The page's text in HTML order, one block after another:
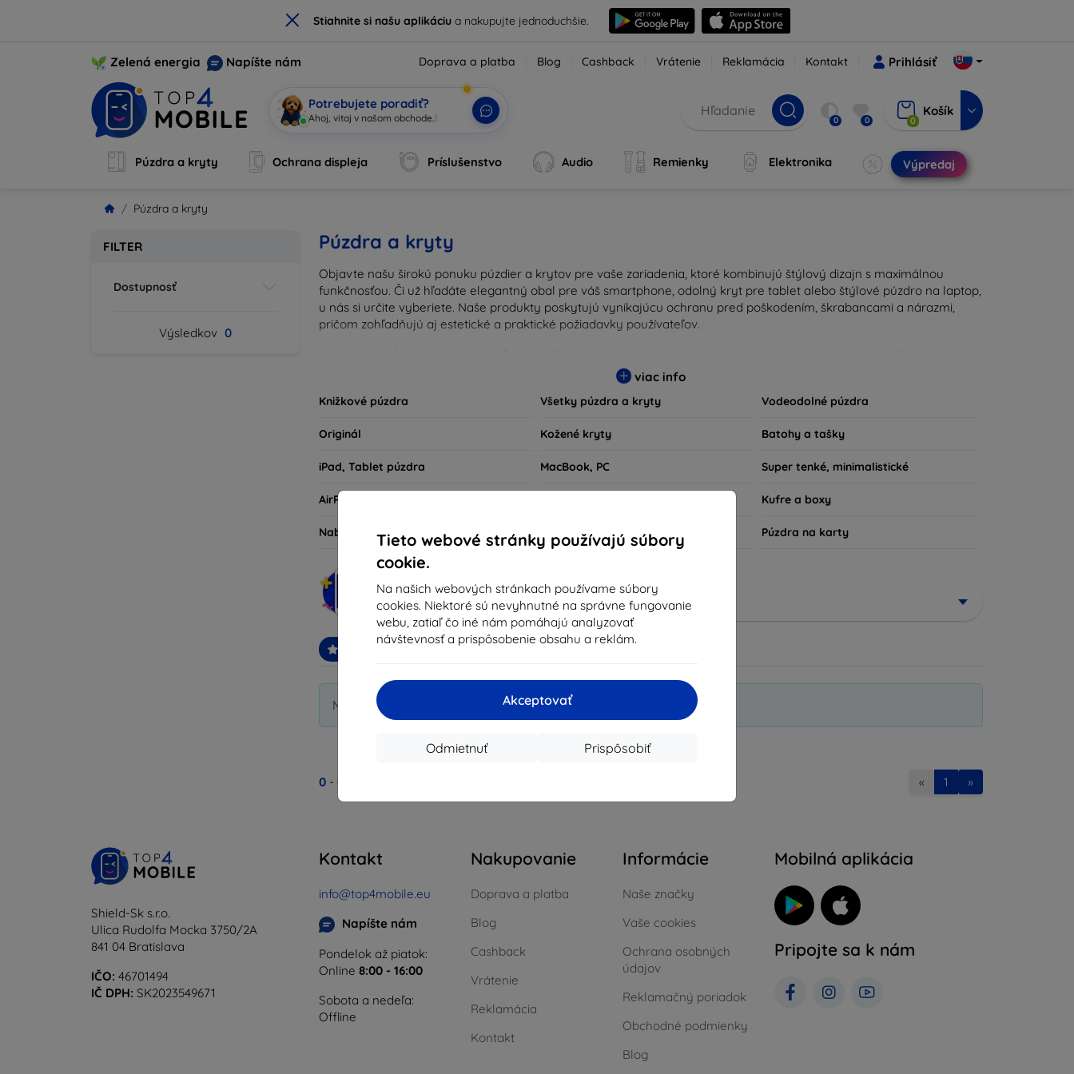
× Stiahnite si našu aplikáciua nakupujte jednoduchšie.
Tieto webové stránky používajú súbory
cookie.
Na našich webových stránkach používame súbory
cookies. Niektoré sú nevyhnutné na správne fungovanie
webu, zatiaľ čo iné nám pomáhajú analyzovať
návštevnosť a prispôsobenie obsahu a reklám.
Akceptovať
Prispôsobiť
Odmietnuť
Zelená energia Napíšte nám Doprava a platba Blog Cashback Vrátenie Reklamácia Kontakt Prihlásiť
Potrebujete poradiť?
Ahoj, vitaj v našom obc| 0 0 0
Košík
Púzdra a kryty Ochrana displeja Príslušenstvo Audio Remienky Elektronika Výpredaj
Púzdra a kryty
FILTER
Dostupnosť
Výsledkov 0
Púzdra a kryty
Objavte našu širokú ponuku púzdier a krytov pre vaše zariadenia, ktoré kombinujú štýlový dizajn s maximálnou
funkčnosťou. Či už hľadáte elegantný obal pre váš smartphone, odolný kryt pre tablet alebo štýlové púzdro na laptop,
u nás si určite vyberiete. Naše produkty poskytujú vynikajúcu ochranu pred poškodením, škrabancami a nárazmi,
pričom zohľadňujú aj estetické a praktické požiadavky používateľov.
kryty sú nielen praktické, ale aj módne, takže sa stanú neoddeliteľnou súčasťou vášho každodenného outfitu. Pre
milovníkov technológií alebo tých, ktorí chcú len ochrániť svoju investíciu, sme tu práve pre vás.
viac info
Knižkové púzdra Všetky púzdra a kryty Vodeodolné púzdra
Originál Kožené kryty Batohy a tašky
iPad, Tablet púzdra MacBook, PC Super tenké, minimalistické
AirPods Kufre a boxy
Nabíjacie puzdrá Kryty pre smart hodinky Púzdra na karty
Rýchle vyhľadávanie
DJI Osmo Action
Najpredávanejšie
Momentálne daná kategória neobsahuje žiadne tovary.
0 - 0 « 1 »
Shield-Sk s.r.o.
Ulica Rudolfa Mocka 3750/2A
841 04 Bratislava
IČO: 46701494
IČ DPH: SK2023549671
Kontakt
info@top4mobile.eu
Napíšte nám
Pondelok až piatok:
Online 8:00 - 16:00
Sobota a nedeľa:
Offline
Nakupovanie
Doprava a platba
Blog
Cashback
Vrátenie
Reklamácia
Kontakt
Informácie
Naše značky
Vaše cookies
Ochrana osobných
údajov
Reklamačný poriadok
Obchodné podmienky
Blog
Mobilná aplikácia
Pripojte sa k nám